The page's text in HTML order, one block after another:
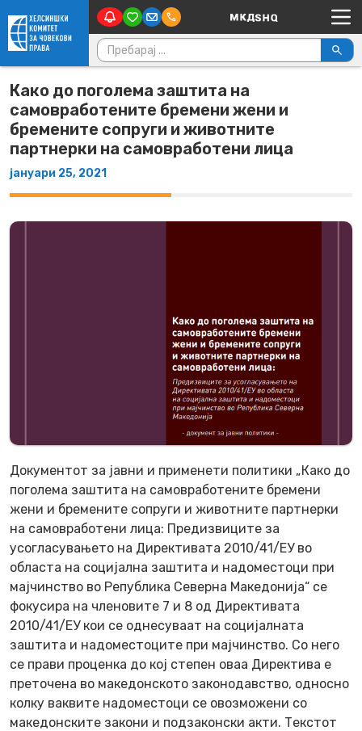
Skip to content Main Navigation
Пребарувај за:
Како до поголема заштита на
самовработените бремени жени и
бремените сопруги и животните
партнерки на самовработени лица
јануари 25, 2021
Документот за јавни и применети политики „Како до
поголема заштита на самовработените бремени
жени и бремените сопруги и животните партнерки
на самовработени лица: Предизвиците за
усогласувањето на Директивата 2010/41/ЕУ во
областа на социјална заштита и надоместоци при
мајчинство во Република Северна Македонија“ се
фокусира на членовите 7 и 8 од Директивата
2010/41/ЕУ кои се однесуваат на социјалната
заштита и надоместоците при мајчинство. Со него
се прави проценка до кој степен оваа Директива е
преточена во македонското законодавство, односно
колку ваквите надоместоци се овозможени со
македонските закони и подзаконски акти. Текстот